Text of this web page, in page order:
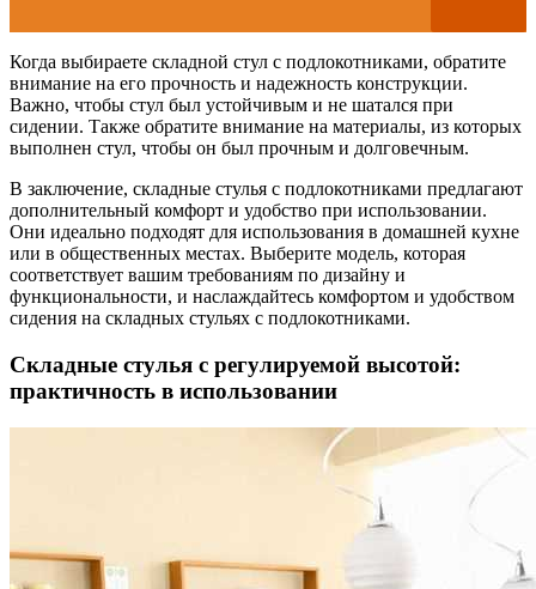
Когда выбираете складной стул с подлокотниками, обратите
внимание на его прочность и надежность конструкции.
Важно, чтобы стул был устойчивым и не шатался при
сидении. Также обратите внимание на материалы, из которых
выполнен стул, чтобы он был прочным и долговечным.
В заключение, складные стулья с подлокотниками предлагают
дополнительный комфорт и удобство при использовании.
Они идеально подходят для использования в домашней кухне
или в общественных местах. Выберите модель, которая
соответствует вашим требованиям по дизайну и
функциональности, и наслаждайтесь комфортом и удобством
сидения на складных стульях с подлокотниками.
Складные стулья с регулируемой высотой:
практичность в использовании